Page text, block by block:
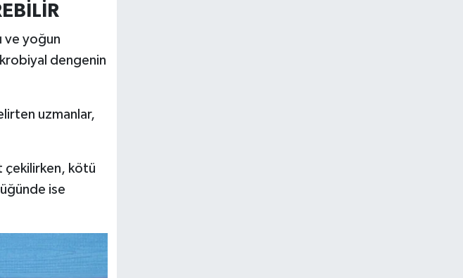
ve yoğun
dengenin
uzmanlar,
çekilirken, kötü
ise